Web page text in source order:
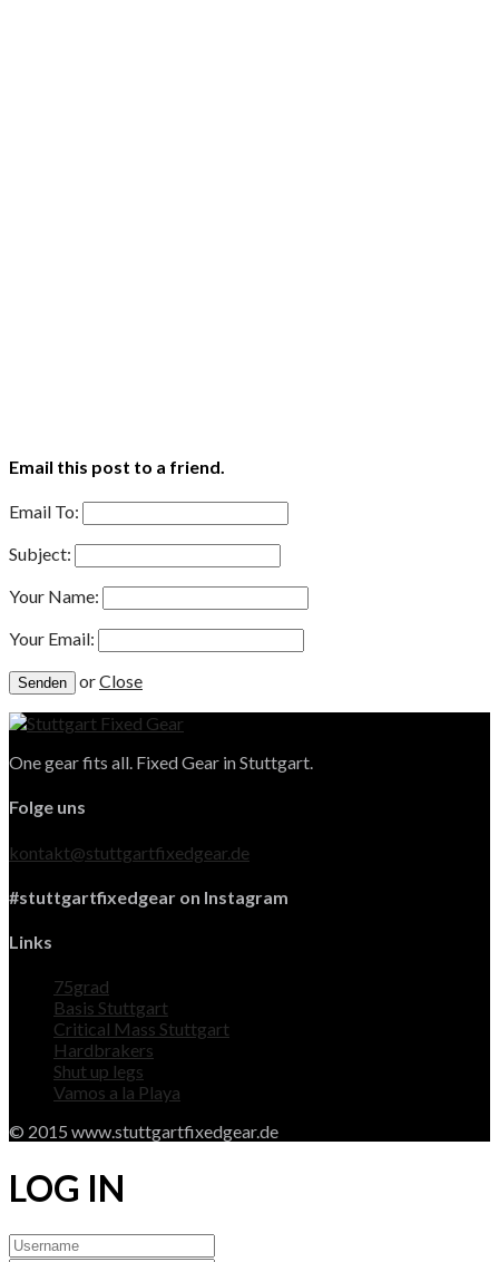
Email this post to a friend.
Email To:
Subject:
Your Name:
Your Email:
orClose
One gear fits all. Fixed Gear in Stuttgart.
Folge uns
kontakt@stuttgartfixedgear.de
#stuttgartfixedgear on Instagram
Links
75grad
Basis Stuttgart
Critical Mass Stuttgart
Hardbrakers
Shut up legs
Vamos a la Playa
© 2015 www.stuttgartfixedgear.de
LOG IN